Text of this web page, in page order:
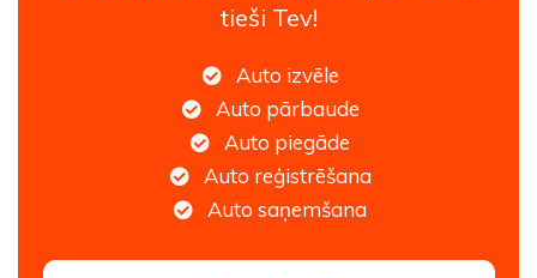
tieši Tev!
Auto izvēle
Auto pārbaude
Auto piegāde
Auto reģistrēšana
Auto saņemšana